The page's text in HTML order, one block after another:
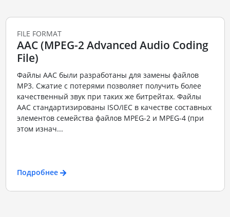
FILE FORMAT
AAC (MPEG-2 Advanced Audio Coding
File)
Файлы ААС были разработаны для замены файлов
MP3. Сжатие с потерями позволяет получить более
качественный звук при таких же битрейтах. Файлы
ААС стандартизированы ISO/IEC в качестве составных
элементов семейства файлов MPEG-2 и MPEG-4 (при
этом изнач...
Подробнее